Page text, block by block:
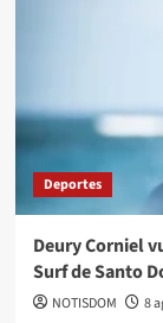
Deportes
Deury Corniel
Surf de Santo
NOTISDOM 8